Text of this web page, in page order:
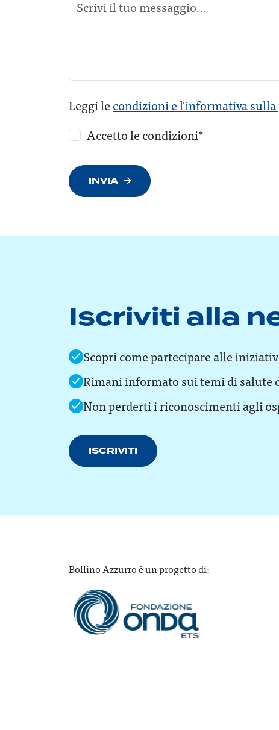
Leggi le condizioni e l'informativa sulla
Accetto le condizioni*
INVIA
Iscriviti alla
Scopri come partecipare alle
Rimani informato sui temi di salute
Non perderti i riconoscimenti agli
ISCRIVITI
Bollino Azzurro è un progetto di: